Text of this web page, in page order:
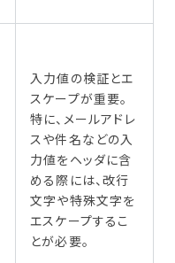
入力値の検証とエ
スケープが重要。
特に、メールアドレ
スや件名などの入
力値をヘッダに含
める際には、改行
文字や特殊文字を
エスケープするこ
とが必要。